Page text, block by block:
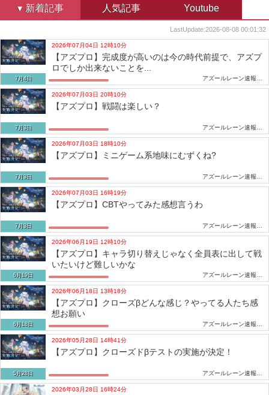
新着記事 人気記事 Youtube
LastUpdate:2026-08-08 00:01:32
7月4日
2026年07月04日 12時10分
【アズプロ】完成度が高いのは今の時代前提で、アズプ
ロでしか出来ないことを...
7月3日
2026年07月03日 20時10分
【アズプロ】戦闘は楽しい？
7月3日
2026年07月03日 18時10分
【アズプロ】ミニゲーム系地味にむずくね?
7月3日
2026年07月03日 16時19分
【アズプロ】CBTやってみた感想言うわ
6月19日
2026年06月19日 12時10分
【アズプロ】キャラ切り替えじゃなく全員表に出して戦
いたいけど難しいかな
6月18日
2026年06月18日 13時18分
【アズプロ】クローズβどんな感じ？やってる人たち感
想お願い
5月28日
2026年05月28日 14時41分
【アズプロ】クローズドβテストの実施が決定！
2026年03月28日 16時24分